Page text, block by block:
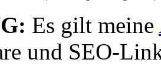
Es gilt meine
und SEO-